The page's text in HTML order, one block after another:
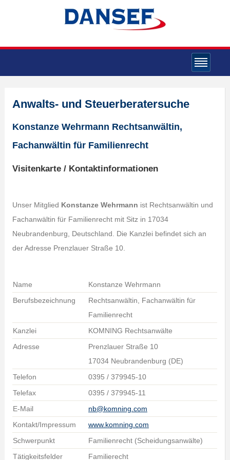
Anwalts- und Steuerberatersuche
Konstanze Wehrmann Rechtsanwältin,
Fachanwältin für Familienrecht
Visitenkarte / Kontaktinformationen
Unser Mitglied Konstanze Wehrmann ist Rechtsanwältin und
Fachanwältin für Familienrecht mit Sitz in 17034
Neubrandenburg, Deutschland. Die Kanzlei befindet sich an
der Adresse Prenzlauer Straße 10.
Name
Konstanze Wehrmann
Berufsbezeichnung
Rechtsanwältin, Fachanwältin für
Familienrecht
Kanzlei
KOMNING Rechtsanwälte
Adresse
Prenzlauer Straße 10
17034 Neubrandenburg (DE)
Telefon
0395 / 379945-10
Telefax
0395 / 379945-11
E-Mail
nb@komning.com
Kontakt/Impressum
www.komning.com
Schwerpunkt
Familienrecht (Scheidungsanwälte)
Tätigkeitsfelder
Familierecht